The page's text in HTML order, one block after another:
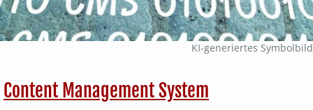
KI‑generiertes Symbolbild
Content Management System